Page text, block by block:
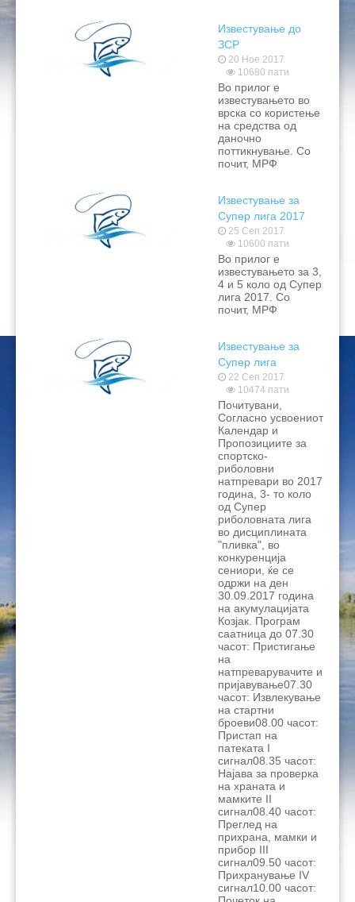
Известување до
ЗСР
20 Ное 2017
10680 пати
Во прилог е
известувањето во
врска со користење
на средства од
даночно
поттикнување. Со
почит, МРФ
Известување за
Супер лига 2017
25 Сеп 2017
10600 пати
Во прилог е
известувањето за 3,
4 и 5 коло од Супер
лига 2017. Со
почит, МРФ
Известување за
Супер лига
22 Сеп 2017
10474 пати
Почитувани,
Согласно усвоениот
Календар и
Пропозициите за
спортско-
риболовни
натпревари во 2017
година, 3- то коло
од Супер
риболовната лига
во дисциплината
"пливка", во
конкуренција
сениори, ќе се
одржи на ден
30.09.2017 година
на акумулацијата
Козјак. Програм
саатница до 07.30
часот: Пристигање
на
натпреварувачите и
пријавување07.30
часот: Извлекување
на стартни
броеви08.00 часот:
Пристап на
патеката I
сигнал08.35 часот:
Најава за проверка
на храната и
мамките II
сигнал08.40 часот:
Преглед на
прихрана, мамки и
прибор III
сигнал09.50 часот:
Прихранување IV
сигнал10.00 часот: